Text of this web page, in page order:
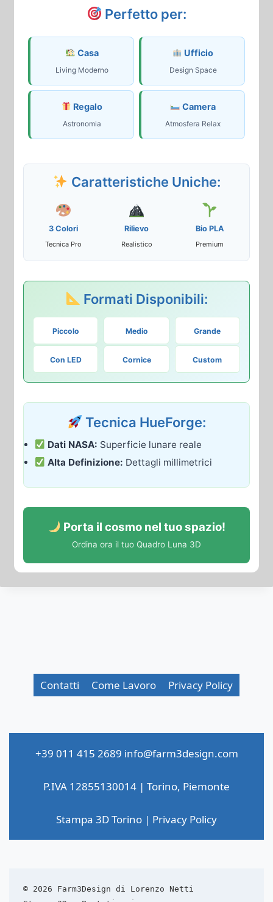
Perfetto per:
Casa
Living Moderno
Ufficio
Design Space
Regalo
Astronomia
Camera
Atmosfera Relax
Caratteristiche Uniche:
3 Colori
Tecnica Pro
Rilievo
Realistico
Bio PLA
Premium
Formati Disponibili:
Piccolo Medio Grande
Con LED Cornice Custom
Tecnica HueForge:
Dati NASA: Superficie lunare reale
Alta Definizione: Dettagli millimetrici
Porta il cosmo nel tuo spazio!
Ordina ora il tuo Quadro Luna 3D
Contatti Come Lavoro Privacy Policy
+39 011 415 2689 info@farm3design.com
P.IVA 12855130014 | Torino, Piemonte
Stampa 3D Torino | Privacy Policy
© 2026 Farm3Design di Lorenzo Netti